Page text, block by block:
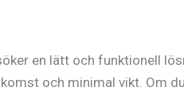
en lätt och funktionell
och minimal vikt. Om